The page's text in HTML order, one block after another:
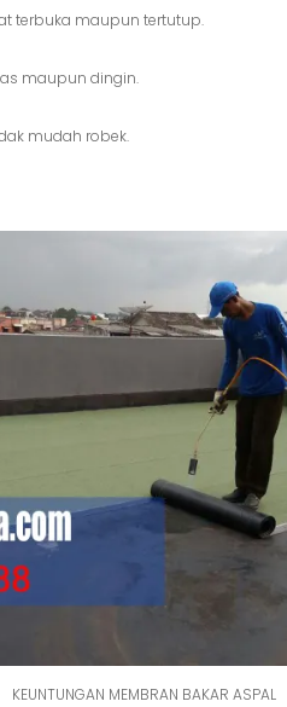
terbuka maupun tertutup.
maupun dingin.
mudah robek.
KEUNTUNGAN MEMBRAN BAKAR ASPAL